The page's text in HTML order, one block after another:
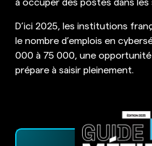
D’ici 2025, les institutions
le nombre d’emplois en
000 à 75 000, une opportunité
prépare à saisir pleinement.